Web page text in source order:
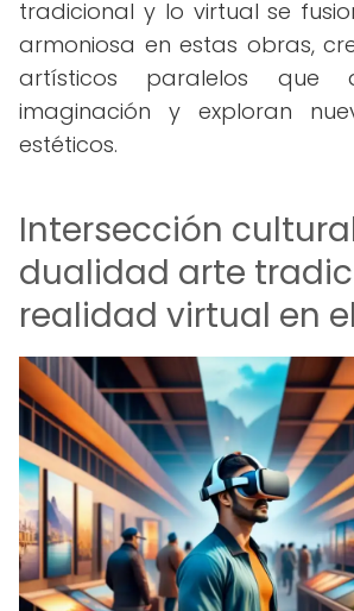
tradicional y lo virtual se
armoniosa en estas obras,
artísticos paralelos que
imaginación y exploran
estéticos.
Intersección
dualidad arte
realidad virtual en